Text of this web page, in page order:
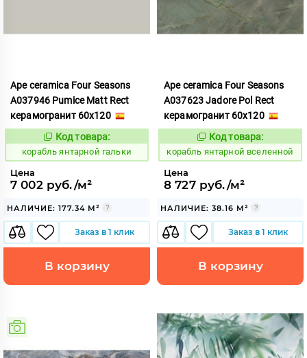
Ape ceramica Four Seasons
A037946 Pumice Matt Rect
керамогранит 60x120
781015
Код товара:
корабль янтарной гальки
Цена
7 002 руб./м²
НАЛИЧИЕ: 177.34 М²
Заказ в 1 клик
В корзину
Ape ceramica Four Seasons
A037623 Jadore Pol Rect
керамогранит 60x120
781013
Код товара:
корабль янтарной вселенной
Цена
8 727 руб./м²
НАЛИЧИЕ: 38.16 М²
Заказ в 1 клик
В корзину